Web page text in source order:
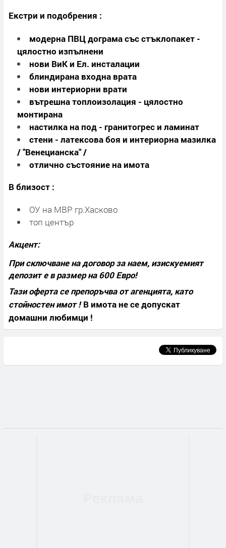
Екстри и подобрения :
модерна ПВЦ дограма със стъклопакет -
цялостно изпълнени
нови ВиК и Ел. инсталации
блиндирана входна врата
нови интериорни врати
вътрешна топлоизолация - цялостно
монтирана
настилка на под - гранитогрес и ламинат
стени - латексова боя и интериорна мазилка
/ "Венецианска" /
отлично състояние на имота
В близост :
ОУ на МВР гр.Хасково
топ център
Акцент:
При сключване на договор за наем, изискуемият
депозит е в размер на 600 Евро!
Тази оферта се препоръчва от агенцията, като
стойностен имот ! В имота не се допускат
домашни любимци !